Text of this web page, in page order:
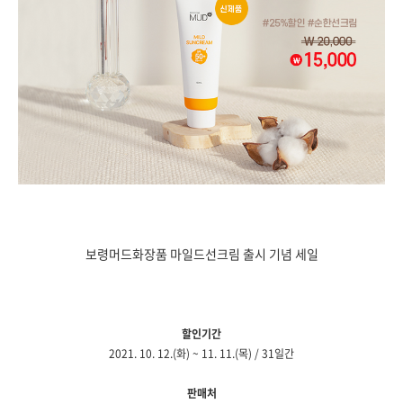
보령머드화장품 마일드선크림 출시 기념 세일
할인기간
2021. 10. 12.(화) ~ 11. 11.(목) / 31일간
판매처